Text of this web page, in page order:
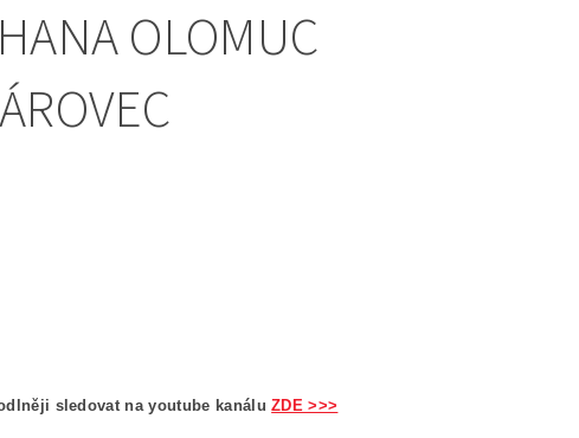
OLOMUC
sledovat na youtube kanáluZDE >>>